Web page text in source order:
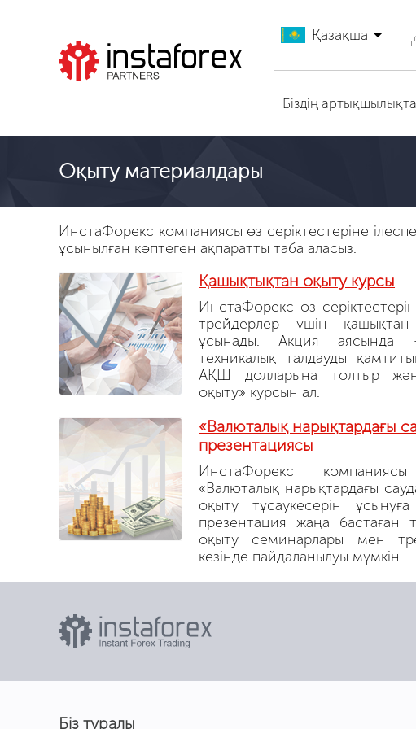
Қазақша
Біздің
Оқыту материалдары
ИнстаФорекс компаниясы өз серіктестеріне
ұсынылған көптеген ақпаратты таба аласыз.
Қашықтықтан оқыту курсы
ИнстаФорекс өз
трейдерлер үшін
ұсынады. Акция аясында
техникалық талдауды
АҚШ долларына толтыр
оқыту» курсын ал.
«Валюталық нарықтардағы
презентациясы
ИнстаФорекс компаниясы
«Валюталық нарықтардағы
оқыту тұсаукесерін
презентация жаңа бастаған
оқыту семинарлары мен
кезінде пайдаланылуы мүмкін.
Біз туралы